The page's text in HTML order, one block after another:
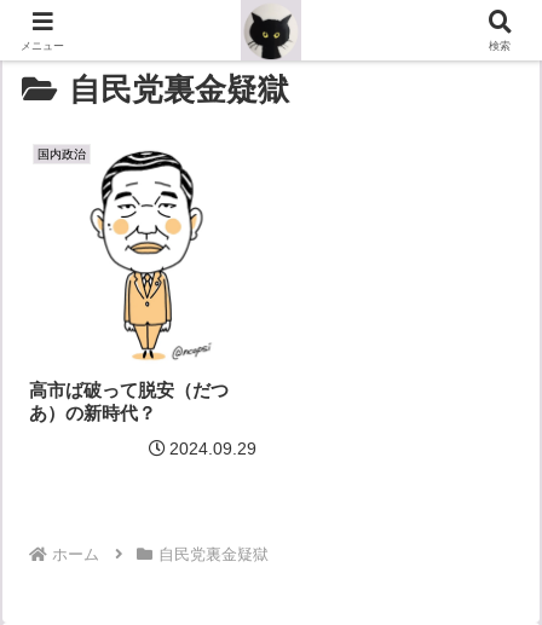
自民党裏金疑獄
国内政治
高市ば破って脱安（だつ
あ）の新時代？
2024.09.29
ホーム 自民党裏金疑獄
メニュー 検索